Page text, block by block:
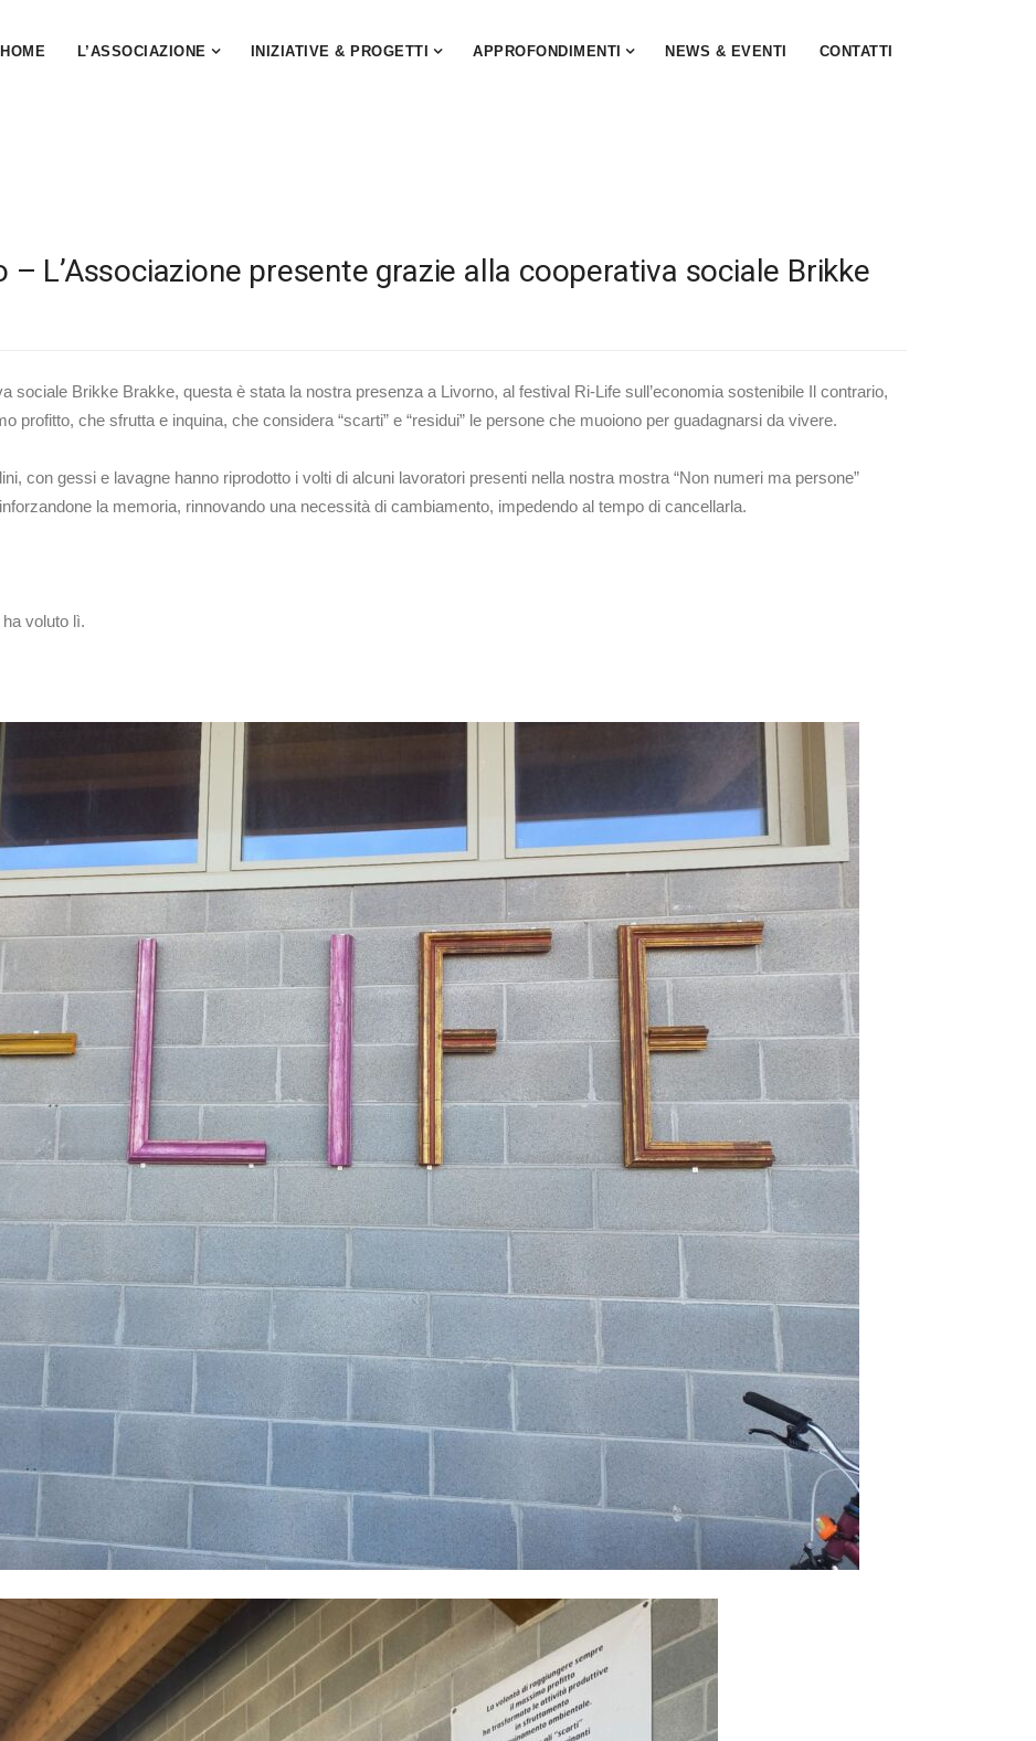
HOME L’ASSOCIAZIONE INIZIATIVE & PROGETTI APPROFONDIMENTI NEWS & EVENTI CONTATTI
– L’Associazione presente grazie alla cooperativa sociale Brikke
sociale Brikke Brakke, questa è stata la nostra presenza a Livorno, al festival Ri-Life sull’economia sostenibile Il contrario,
profitto, che sfrutta e inquina, che considera “scarti” e “residui” le persone che muoiono per guadagnarsi da vivere.
con gessi e lavagne hanno riprodotto i volti di alcuni lavoratori presenti nella nostra mostra “Non numeri ma persone”
la memoria, rinnovando una necessità di cambiamento, impedendo al tempo di cancellarla.
voluto lì.